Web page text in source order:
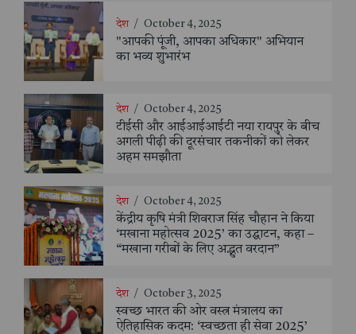
देश / October 4, 2025
"आपकी पूंजी, आपका अधिकार" अभियान
का भव्य शुभारंभ
देश / October 4, 2025
टीईसी और आईआईआईटी नया रायपुर के बीच
अगली पीढ़ी की दूरसंचार तकनीकों को लेकर
अहम समझौता
देश / October 4, 2025
केंद्रीय कृषि मंत्री शिवराज सिंह चौहान ने किया
‘मखाना महोत्सव 2025’ का उद्घाटन, कहा –
“मखाना गरीबों के लिए अद्भुत वरदान”
देश / October 3, 2025
स्वच्छ भारत की ओर वस्त्र मंत्रालय का
ऐतिहासिक कदम: ‘स्वच्छता ही सेवा 2025’